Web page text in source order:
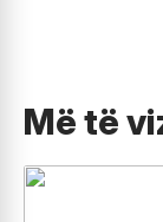
Më të